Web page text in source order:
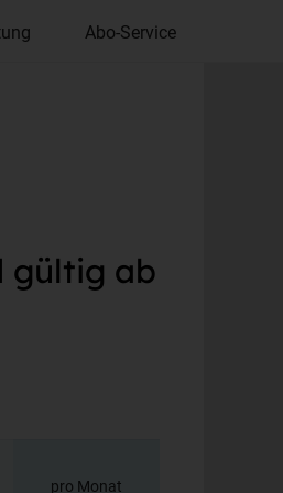
Abo-Service
gültig ab
pro Monat